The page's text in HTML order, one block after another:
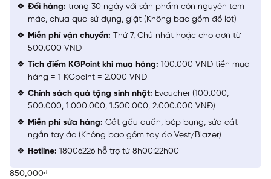
850,000₫
Đổi hàng: trong 30 ngày với sản phẩm còn nguyên tem
mác, chưa qua sử dụng, giặt (Không bao gồm đồ lót)
Miễn phí vận chuyển: Thứ 7, Chủ nhật hoặc cho đơn từ
500.000 VNĐ
Tích điểm KGPoint khi mua hàng: 100.000 VNĐ tiền mua
hàng = 1 KGpoint = 2.000 VNĐ
Chính sách quà tặng sinh nhật: Evoucher (100.000,
500.000, 1.000.000, 1.500.000, 2.000.000 VNĐ)
Miễn phí sửa hàng: Cắt gấu quần, bóp bụng, sửa cắt
ngắn tay áo (Không bao gồm tay áo Vest/Blazer)
Hotline: 18006226 hỗ trợ từ 8h00:22h00